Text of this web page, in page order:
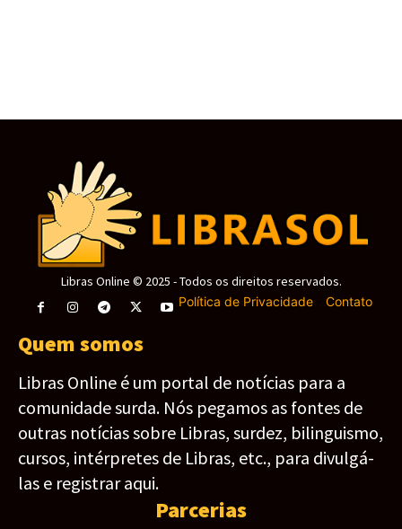
Libras Online © 2025 - Todos os direitos reservados.
Política de Privacidade- Contato
Quem somos
Libras Online é um portal de notícias para a
comunidade surda. Nós pegamos as fontes de
outras notícias sobre Libras, surdez, bilinguismo,
cursos, intérpretes de Libras, etc., para divulgá-
las e registrar aqui.
Parcerias